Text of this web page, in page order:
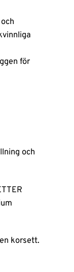
för
och
korsett.